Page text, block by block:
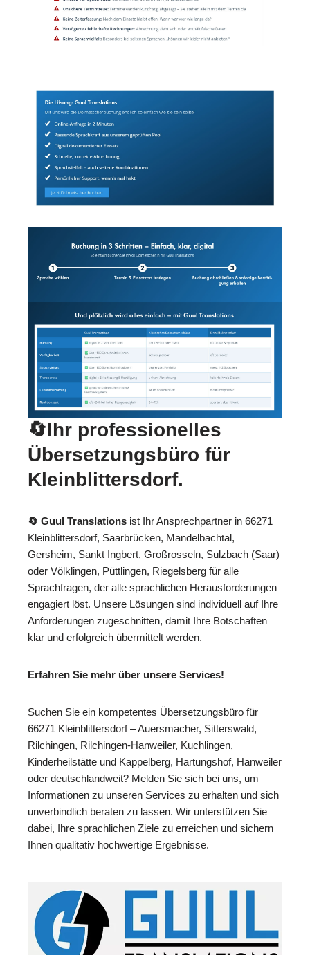
🔄Ihr professionelles
Übersetzungsbüro für
Kleinblittersdorf.
🔄 Guul Translations ist Ihr Ansprechpartner in 66271
Kleinblittersdorf, Saarbrücken, Mandelbachtal,
Gersheim, Sankt Ingbert, Großrosseln, Sulzbach (Saar)
oder Völklingen, Püttlingen, Riegelsberg für alle
Sprachfragen, der alle sprachlichen Herausforderungen
engagiert löst. Unsere Lösungen sind individuell auf Ihre
Anforderungen zugeschnitten, damit Ihre Botschaften
klar und erfolgreich übermittelt werden.
Erfahren Sie mehr über unsere Services!
Suchen Sie ein kompetentes Übersetzungsbüro für
66271 Kleinblittersdorf – Auersmacher, Sitterswald,
Rilchingen, Rilchingen-Hanweiler, Kuchlingen,
Kinderheilstätte und Kappelberg, Hartungshof, Hanweiler
oder deutschlandweit? Melden Sie sich bei uns, um
Informationen zu unseren Services zu erhalten und sich
unverbindlich beraten zu lassen. Wir unterstützen Sie
dabei, Ihre sprachlichen Ziele zu erreichen und sichern
Ihnen qualitativ hochwertige Ergebnisse.